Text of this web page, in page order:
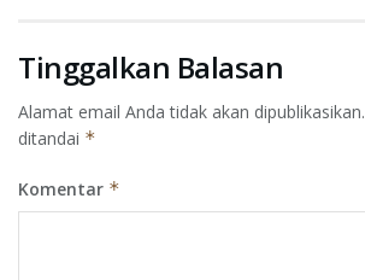
Tinggalkan Balasan
Alamat email Anda tidak akan dipublikasikan.
ditandai *
Komentar *